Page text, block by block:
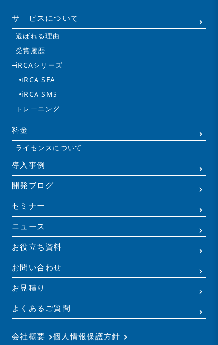
サービスについて
選ばれる理由
受賞履歴
iRCAシリーズ
iRCA SFA
iRCA SMS
トレーニング
料金
ライセンスについて
導入事例
開発ブログ
セミナー
ニュース
お役立ち資料
お問い合わせ
お見積り
よくあるご質問
会社概要 個人情報保護方針